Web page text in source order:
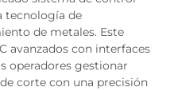
tecnología de
de metales. Este
avanzados con interfaces
operadores gestionar
corte con una precisión